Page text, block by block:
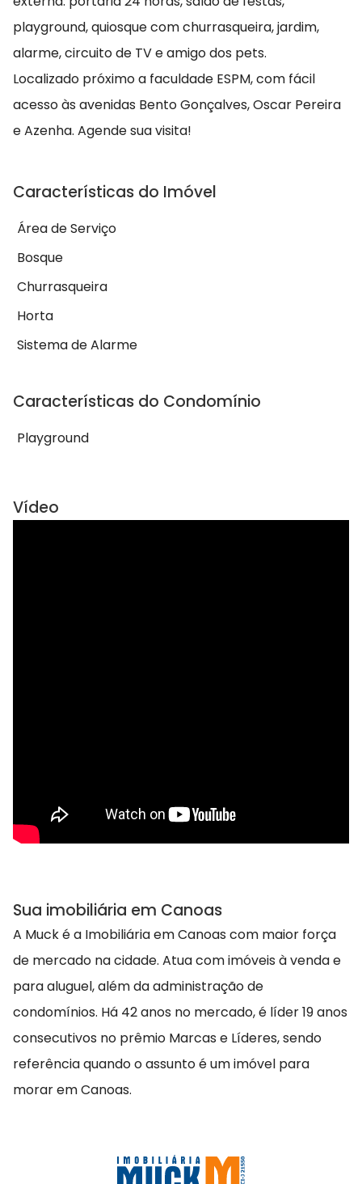
playground, quiosque com churrasqueira, jardim,
alarme, circuito de TV e amigo dos pets.
Localizado próximo a faculdade ESPM, com fácil
acesso às avenidas Bento Gonçalves, Oscar Pereira
e Azenha. Agende sua visita!
Características do Imóvel
Área de Serviço
Bosque
Churrasqueira
Horta
Sistema de Alarme
Características do Condomínio
Playground
Vídeo
Sua imobiliária em Canoas
A Muck é a Imobiliária em Canoas com maior força
de mercado na cidade. Atua com imóveis à venda e
para aluguel, além da administração de
condomínios. Há 42 anos no mercado, é líder 19 anos
consecutivos no prêmio Marcas e Líderes, sendo
referência quando o assunto é um imóvel para
morar em Canoas.